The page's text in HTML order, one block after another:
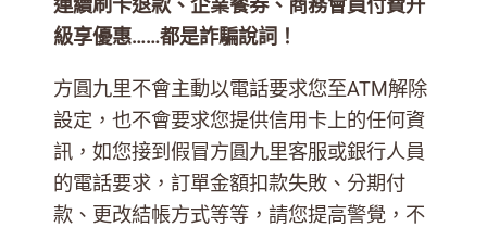
連續刷卡退款、企業餐券、商務會員付費升
級享優惠……都是詐騙說詞！
方圓九里不會主動以電話要求您至ATM解除
設定，也不會要求您提供信用卡上的任何資
訊，如您接到假冒方圓九里客服或銀行人員
的電話要求，訂單金額扣款失敗、分期付
款、更改結帳方式等等，請您提高警覺，不